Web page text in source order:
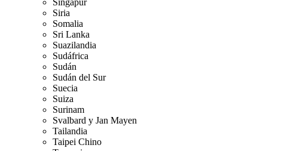
Singapur
Siria
Somalia
Sri Lanka
Suazilandia
Sudáfrica
Sudán
Sudán del Sur
Suecia
Suiza
Surinam
Svalbard y Jan Mayen
Tailandia
Taipei Chino